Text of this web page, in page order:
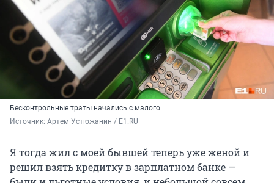
Бесконтрольные траты начались с малого
Источник: Артем Устюжанин / E1.RU
Я тогда жил с моей бывшей теперь уже женой и
решил взять кредитку в зарплатном банке —